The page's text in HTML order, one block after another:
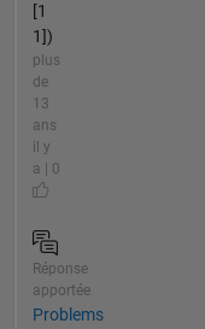
[1
1])
plus
de
13
ans
il y
a | 0
Réponse
apportée
Problems